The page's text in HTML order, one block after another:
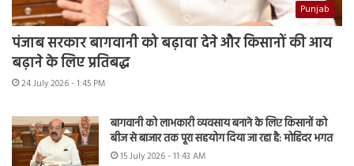
Punjab
पंजाब सरकार बागवानी को बढ़ावा देने और किसानों की आय
बढ़ाने के लिए प्रतिबद्ध
24 July 2026 - 1:45 PM
बागवानी को लाभकारी व्यवसाय बनाने के लिए किसानों को
बीज से बाजार तक पूरा सहयोग दिया जा रहा है: मोहिंदर भगत
15 July 2026 - 11:43 AM